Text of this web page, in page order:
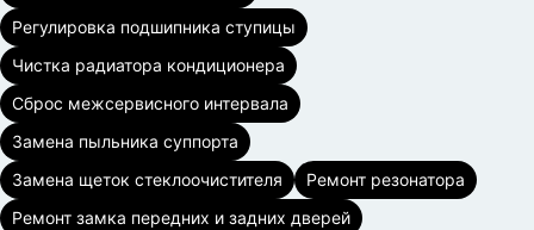
Регулировка подшипника ступицы
Чистка радиатора кондиционера
Сброс межсервисного интервала
Замена пыльника суппорта
Замена щеток стеклоочистителя
Ремонт резонатора
Ремонт замка передних и задних дверей